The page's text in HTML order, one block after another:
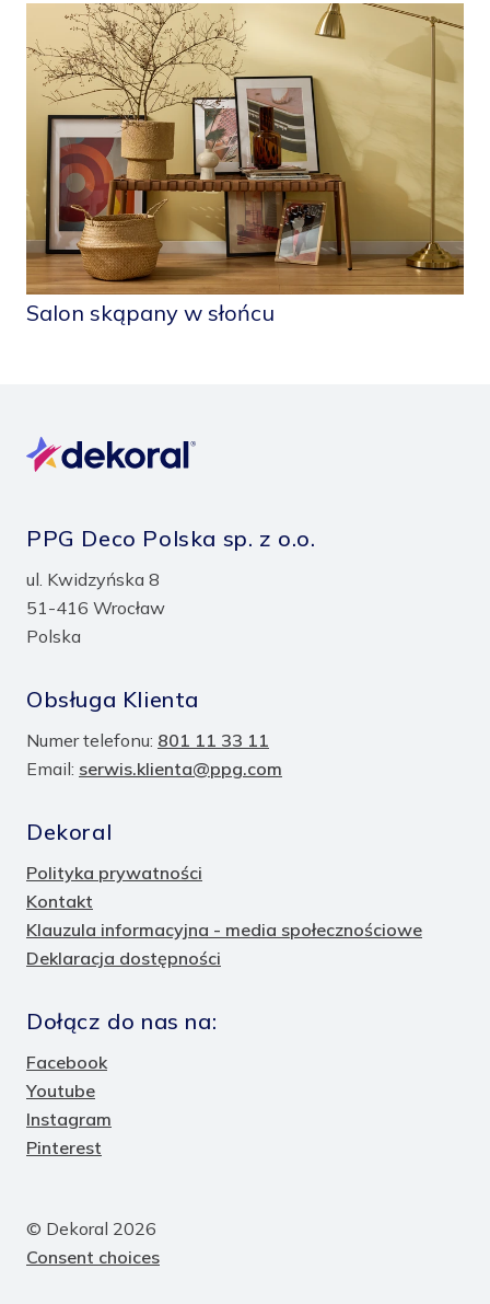
Salon skąpany w słońcu
PPG Deco Polska sp. z o.o.
ul. Kwidzyńska 8
51-416 Wrocław
Polska
Obsługa Klienta
Numer telefonu: 801 11 33 11
Email: serwis.klienta@ppg.com
Dekoral
Polityka prywatności
Kontakt
Klauzula informacyjna - media społecznościowe
Deklaracja dostępności
Dołącz do nas na:
Facebook
Youtube
Instagram
Pinterest
© Dekoral 2026
Consent choices